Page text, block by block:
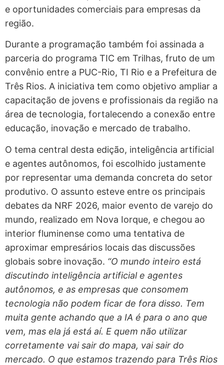
e oportunidades comerciais para empresas da
região.
Durante a programação também foi assinada a
parceria do programa TIC em Trilhas, fruto de um
convênio entre a PUC-Rio, TI Rio e a Prefeitura de
Três Rios. A iniciativa tem como objetivo ampliar a
capacitação de jovens e profissionais da região na
área de tecnologia, fortalecendo a conexão entre
educação, inovação e mercado de trabalho.
O tema central desta edição, inteligência artificial
e agentes autônomos, foi escolhido justamente
por representar uma demanda concreta do setor
produtivo. O assunto esteve entre os principais
debates da NRF 2026, maior evento de varejo do
mundo, realizado em Nova Iorque, e chegou ao
interior fluminense como uma tentativa de
aproximar empresários locais das discussões
globais sobre inovação. “O mundo inteiro está
discutindo inteligência artificial e agentes
autônomos, e as empresas que consomem
tecnologia não podem ficar de fora disso. Tem
muita gente achando que a IA é para o ano que
vem, mas ela já está aí. E quem não utilizar
corretamente vai sair do mapa, vai sair do
mercado. O que estamos trazendo para Três Rios